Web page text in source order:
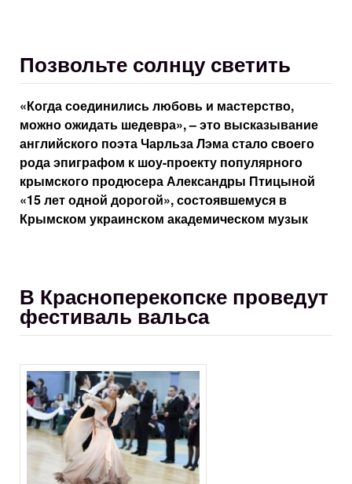
Позвольте солнцу светить
«Когда соединились любовь и мастерство,
можно ожидать шедевра», – это высказывание
английского поэта Чарльза Лэма стало своего
рода эпиграфом к шоу-проекту популярного
крымского продюсера Александры Птицыной
«15 лет одной дорогой», состоявшемуся в
Крымском украинском академическом музык
В Красноперекопске проведут
фестиваль вальса